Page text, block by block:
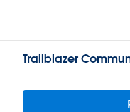
Trailblazer